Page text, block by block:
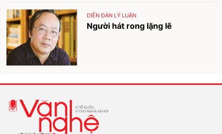
DIỄN ĐÀN LÝ LUẬN
Người hát rong lặng lẽ